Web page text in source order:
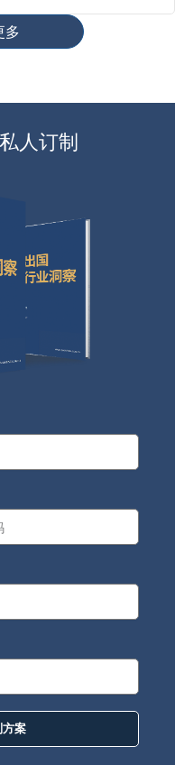
多
人订制
方案